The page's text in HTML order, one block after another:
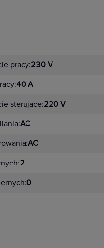
pracy:230 V
40 A
sterujące:220 V
AC
AC
2
0